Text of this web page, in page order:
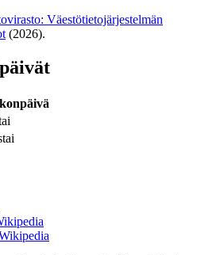
Väestötietojärjestelmän
(2026).